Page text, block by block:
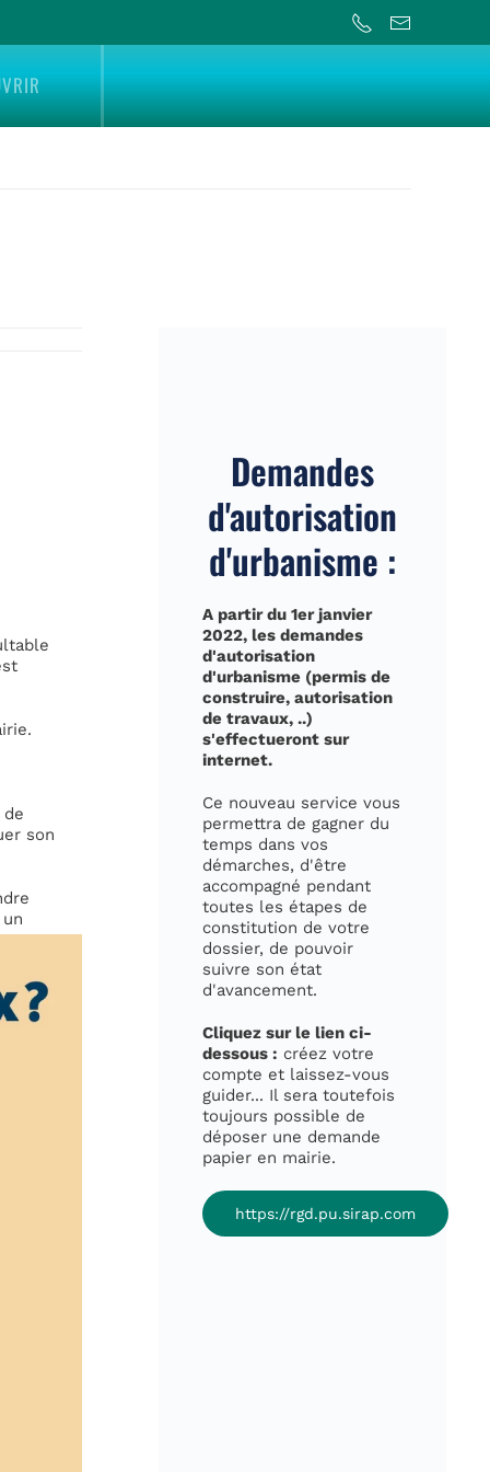
son
Demandes
d'autorisation
d'urbanisme :
A partir du 1er janvier
2022, les demandes
d'autorisation
d'urbanisme (permis de
construire, autorisation
de travaux, ..)
s'effectueront sur
internet.
Ce nouveau service vous
permettra de gagner du
temps dans vos
démarches, d'être
accompagné pendant
toutes les étapes de
constitution de votre
dossier, de pouvoir
suivre son état
d'avancement.
Cliquez sur le lien ci-
dessous : créez votre
compte et laissez-vous
guider... Il sera toutefois
toujours possible de
déposer une demande
papier en mairie.
https://rgd.pu.sirap.com